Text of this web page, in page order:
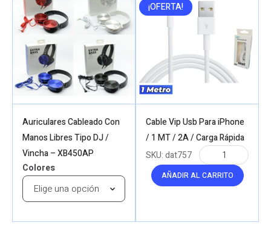
Auriculares Cableado Con
Manos Libres Tipo DJ /
Vincha – XB450AP
Colores
¡OFERTA!
Cable Vip Usb Para iPhone
/ 1 MT / 2A / Carga Rápida
AÑADIR AL CARRITO
SKU:dat757